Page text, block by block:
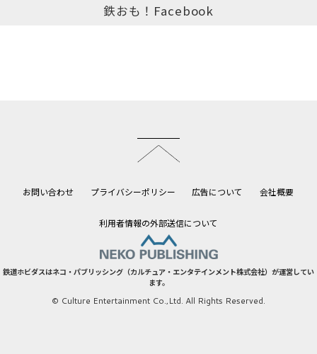
鉄おも！Facebook
お問い合わせ プライバシーポリシー 広告について 会社概要
利用者情報の外部送信について
鉄道ホビダスはネコ・パブリッシング（カルチュア・エンタテインメント株式会社）が運営してい
ます。
© Culture Entertainment Co.,Ltd. All Rights Reserved.